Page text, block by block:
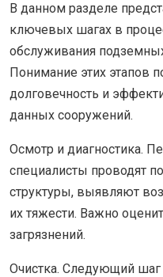
В данном разделе
ключевых шагах в
обслуживания
Понимание этих этапов
долговечность и
данных сооружений.
Осмотр и диагностика.
специалисты проводят
структуры, выявляют
их тяжести. Важно
загрязнений.
Очистка. Следующий шаг